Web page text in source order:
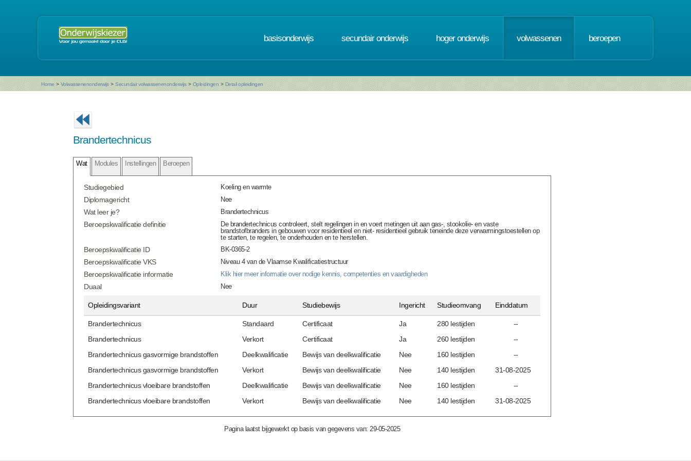
basisonderwijs secundair onderwijs hoger onderwijs volwassenen beroepen
Home > Volwassenenonderwijs > Secundair volwassenenonderwijs > Opleidingen > Detail opleidingen
Brandertechnicus
Wat Modules Instellingen Beroepen
Studiegebied Koeling en warmte
Diplomagericht Nee
Wat leer je? Brandertechnicus
Beroepskwalificatie definitie
De brandertechnicus controleert, stelt regelingen in en voert metingen uit aan gas-, stookolie- en vaste
brandstofbranders in gebouwen voor residentieel en niet- residentieel gebruik teneinde deze verwarmingstoestellen op
te starten, te regelen, te onderhouden en te herstellen.
Beroepskwalificatie ID BK-0365-2
Beroepskwalificatie VKS Niveau 4 van de Vlaamse Kwalificatiestructuur
Beroepskwalificatie informatie Klik hier meer informatie over nodige kennis, competenties en vaardigheden
Duaal Nee
Opleidingsvariant Duur Studiebewijs Ingericht Studieomvang Einddatum
Brandertechnicus Standaard Certificaat Ja 280 lestijden
--
Brandertechnicus
Verkort Certificaat Ja 260 lestijden
--
Brandertechnicus gasvormige brandstoffen
Deelkwalificatie Bewijs van deelkwalificatie Nee 160 lestijden
--
Brandertechnicus gasvormige brandstoffen
Verkort Bewijs van deelkwalificatie Nee 140 lestijden
31-08-2025
Brandertechnicus vloeibare brandstoffen
Deelkwalificatie Bewijs van deelkwalificatie Nee 160 lestijden
--
Brandertechnicus vloeibare brandstoffen
Verkort Bewijs van deelkwalificatie Nee 140 lestijden 31-08-2025
Pagina laatst bijgewerkt op basis van gegevens van: 29-05-2025